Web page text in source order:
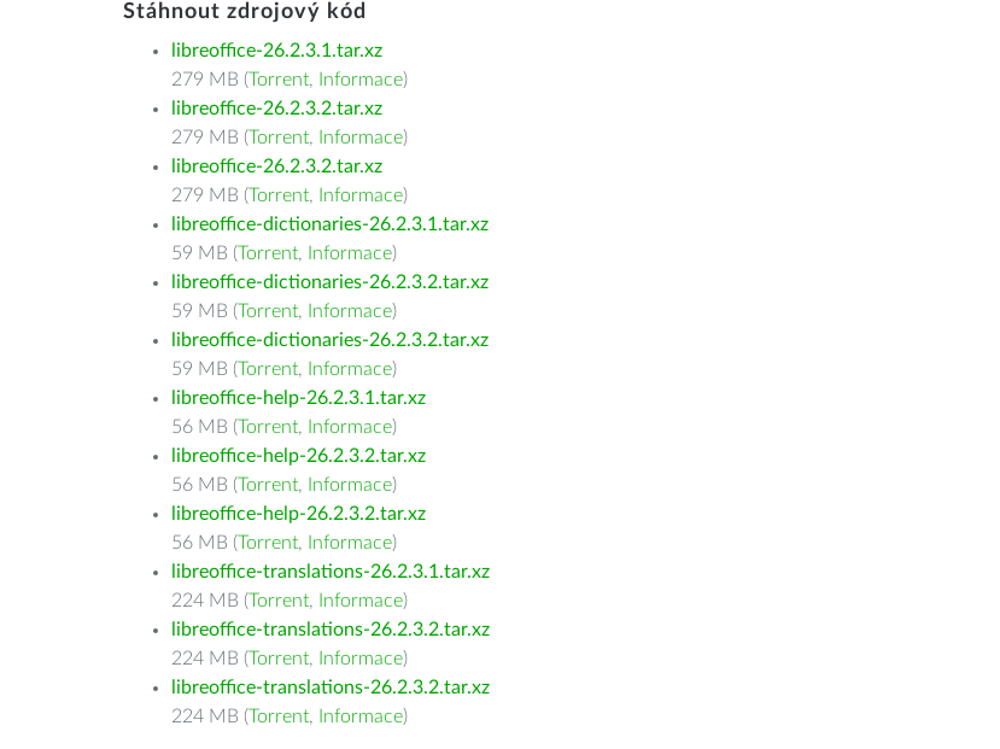
Stáhnout zdrojový kód
libreoffice-26.2.3.1.tar.xz
279 MB (Torrent, Informace)
libreoffice-26.2.3.2.tar.xz
279 MB (Torrent, Informace)
libreoffice-26.2.3.2.tar.xz
279 MB (Torrent, Informace)
libreoffice-dictionaries-26.2.3.1.tar.xz
59 MB (Torrent, Informace)
libreoffice-dictionaries-26.2.3.2.tar.xz
59 MB (Torrent, Informace)
libreoffice-dictionaries-26.2.3.2.tar.xz
59 MB (Torrent, Informace)
libreoffice-help-26.2.3.1.tar.xz
56 MB (Torrent, Informace)
libreoffice-help-26.2.3.2.tar.xz
56 MB (Torrent, Informace)
libreoffice-help-26.2.3.2.tar.xz
56 MB (Torrent, Informace)
libreoffice-translations-26.2.3.1.tar.xz
224 MB (Torrent, Informace)
libreoffice-translations-26.2.3.2.tar.xz
224 MB (Torrent, Informace)
libreoffice-translations-26.2.3.2.tar.xz
224 MB (Torrent, Informace)